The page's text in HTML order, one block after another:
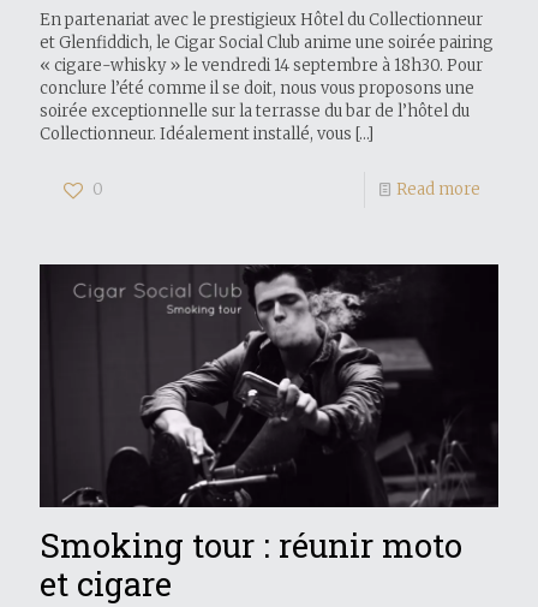
En partenariat avec le prestigieux Hôtel du Collectionneur
et Glenfiddich, le Cigar Social Club anime une soirée pairing
« cigare-whisky » le vendredi 14 septembre à 18h30. Pour
conclure l’été comme il se doit, nous vous proposons une
soirée exceptionnelle sur la terrasse du bar de l’hôtel du
Collectionneur. Idéalement installé, vous […]
0 Read more
Smoking tour : réunir moto
et cigare